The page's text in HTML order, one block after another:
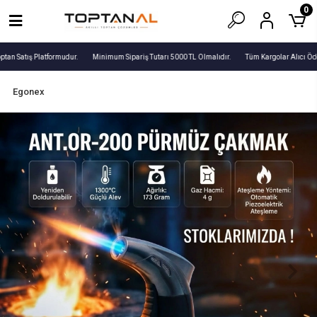
Satış Platformudur. Minimum Sipariş Tutarı 5000 TL Olmalıdır. Tüm Kargolar Alıcı
0
Egonex